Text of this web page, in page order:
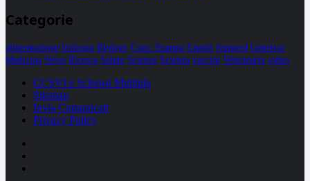
Categorie
alimentazione biologia Biology Com. Stampa Epatiti featured Genetica
Medicina News Ricerca Salute Science Scienza vaccini Veterinaria video
CCSVI e Sclerosi Multipla
Sitemap
Invia Comunicati
Privacy Policy